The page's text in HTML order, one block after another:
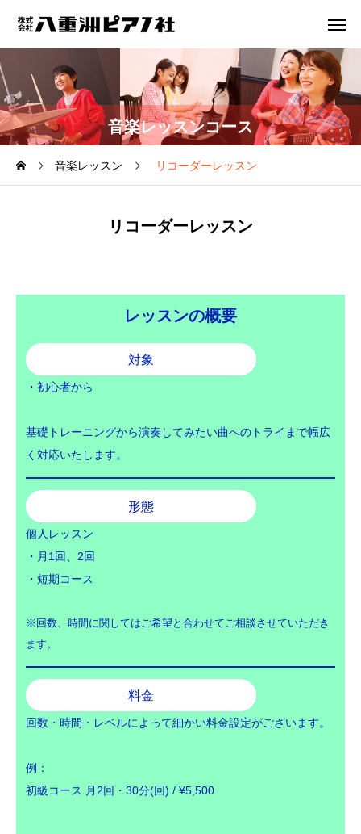
音楽レッスンコース
音楽レッスン リコーダーレッスン
リコーダーレッスン
レッスンの概要
対象
・初心者から
基礎トレーニングから演奏してみたい曲へのトライまで幅広
く対応いたします。
形態
個人レッスン
・月1回、2回
・短期コース
※回数、時間に関してはご希望と合わせてご相談させていただき
ます。
料金
回数・時間・レベルによって細かい料金設定がございます。
例：
初級コース 月2回・30分(回) / ¥5,500